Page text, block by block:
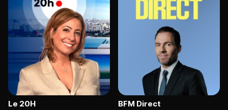
Le 20H BFM Direct